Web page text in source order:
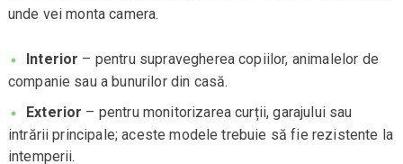
unde vei monta camera.
Interior – pentru supravegherea copiilor, animalelor de
companie sau a bunurilor din casă.
Exterior – pentru monitorizarea curții, garajului sau
intrării principale; aceste modele trebuie să fie rezistente la
intemperii.